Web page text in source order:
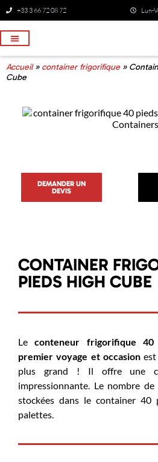
+33 3 66 72 08 72 Lun-
Accueil» container frigorifique»
Cube
DEMANDER UN
DEVIS
CONTAINER
PIEDS HIGH CUBE
Leconteneur frigorifique
premier voyage et occasionest
plus grand ! Il offre une
impressionnante. Le nombre
stockées dans le container
palettes.